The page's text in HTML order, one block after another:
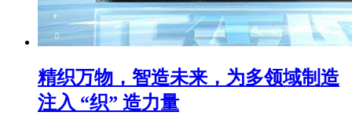
精织万物，智造未来，为多领域制造
注入 “织” 造力量